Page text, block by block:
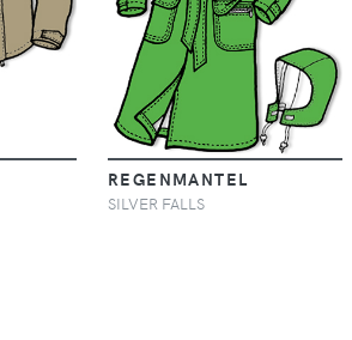
REGENMANTEL
SILVER FALLS